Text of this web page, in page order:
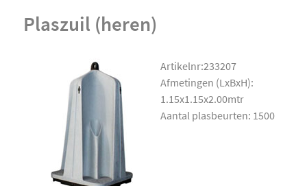
Plaszuil (heren)
Artikelnr:233207
Afmetingen (LxBxH):
1.15x1.15x2.00mtr
Aantal plasbeurten: 1500